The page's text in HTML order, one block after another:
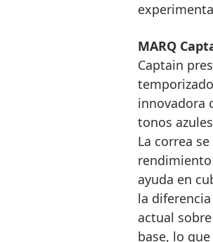
MARQ
Captain
innovadora
tonos
La correa
rendimiento
ayuda en
la
actual
base, lo